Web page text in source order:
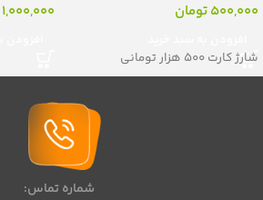
500,000تومان
شارژ کارت 500 هزار تومانی
1,000,000
شماره تماس: